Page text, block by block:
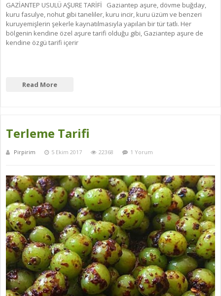
GAZİANTEP USULÜ AŞURE TARİFİ Gaziantep aşure, dövme buğday,
kuru fasulye, nohut gibi taneliler, kuru incir, kuru üzüm ve benzeri
kuruyemişlerin şekerle kaynatılmasıyla yapılan bir tür tatlı. Her
bölgenin kendine özel aşure tarifi olduğu gibi, Gaziantep aşure de
kendine özgü tarifi içerir
Read More
Terleme Tarifi
Pirpirim 5 Ekim 2017 22368 1 Yorum